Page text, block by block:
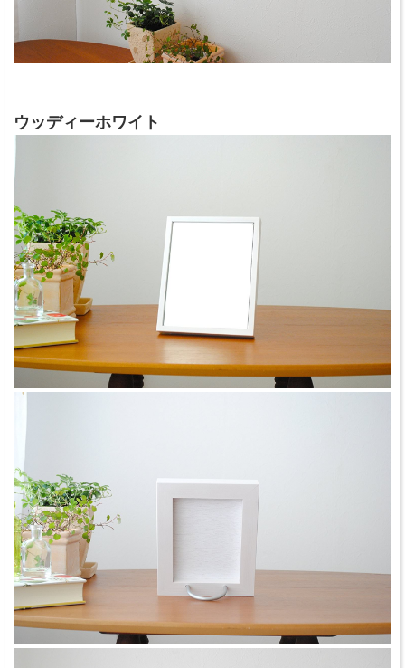
ウッディーホワイト